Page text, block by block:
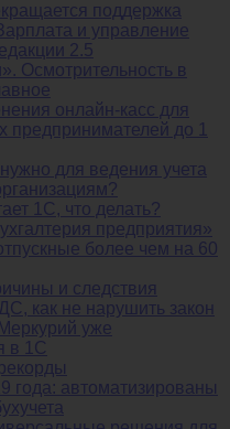
поддержка
и управление
2.5
Осмотрительность в
онлайн-касс для
предпринимателей до 1
для ведения учета
1С, что делать?
предприятия»
более чем на 60
и следствия
как не нарушить закон
уже
в 1С
года: автоматизированы